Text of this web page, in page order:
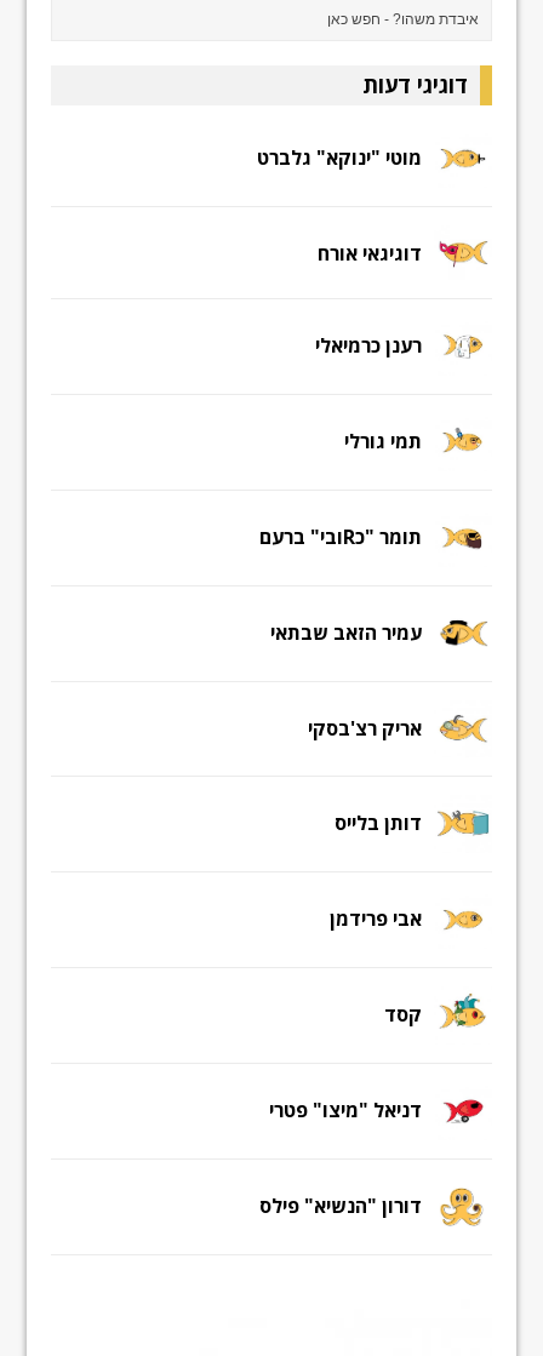
דוגיגי דעות
מוטי "ינוקא" גלברט
דוגיגאי אורח
רענן כרמיאלי
תמי גורלי
תומר "כRובי" ברעם
עמיר הזאב שבתאי
אריק רצ'בסקי
דותן בלייס
אבי פרידמן
קסד
דניאל "מיצו" פטרי
דורון "הנשיא" פילס